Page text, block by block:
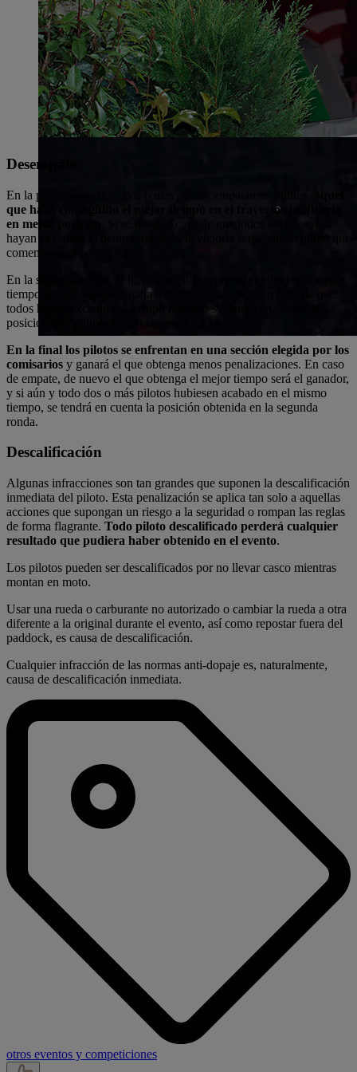
Desempate
En la primera ronda, si dos o más pilotos empatan en puntos,
que haya conseguido el mejor tiempo en el trayecto clasificaría
en mejor posición
hayan excedido el tiempo máximo, la victoria sería para el piloto que
comenzase en primer lugar.
En la segunda ronda, al igual que en la primera, el piloto con menor
tiempo será el que obtenga la mejor posición, pero en caso de que
todos hayan excedido el tiempo máximo se tendrá en cuenta la
posición que obtuvieron en la ronda anterior.
En la final los pilotos se enfrentan en una sección elegida por los
comisarios y ganará el que obtenga menos penalizaciones. En caso
de empate, de nuevo el que obtenga el mejor tiempo será el ganador,
y si aún y todo dos o más pilotos hubiesen acabado en el mismo
tiempo, se tendrá en cuenta la posición obtenida en la segunda
ronda.
Descalificación
Algunas infracciones son tan grandes que suponen la descalificación
inmediata del piloto. Esta penalización se aplica tan solo a aquellas
acciones que supongan un riesgo a la seguridad o rompan las reglas
de forma flagrante. Todo piloto descalificado perderá cualquier
resultado que pudiera haber obtenido en el evento.
Los pilotos pueden ser descalificados por no llevar casco mientras
montan en moto.
Usar una rueda o carburante no autorizado o cambiar la rueda a otra
diferente a la original durante el evento, así como repostar fuera del
paddock, es causa de descalificación.
Cualquier infracción de las normas anti-dopaje es, naturalmente,
causa de descalificación inmediata.
otros eventos y competiciones